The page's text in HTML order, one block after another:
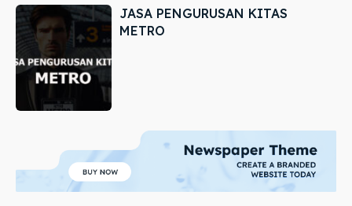
JASA PENGURUSAN KITAS
METRO